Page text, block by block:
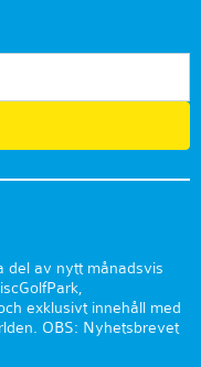
del av nytt månadsvis
exklusivt innehåll med
OBS: Nyhetsbrevet